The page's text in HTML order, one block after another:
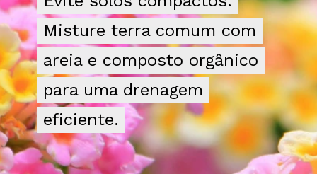
Misture terra comum com
areia e composto orgânico
para uma drenagem
eficiente.
Misture terra comum com
areia e composto orgânico
para uma drenagem
eficiente.